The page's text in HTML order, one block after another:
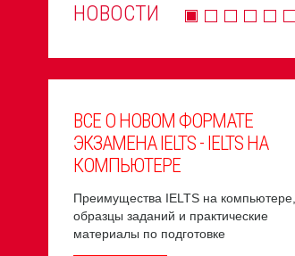
НОВОСТИ
ВСЕ О НОВОМ ФОРМАТЕ
ЭКЗАМЕНА IELTS - IELTS НА
КОМПЬЮТЕРЕ
Преимущества IELTS на компьютере,
образцы заданий и практические
материалы по подготовке